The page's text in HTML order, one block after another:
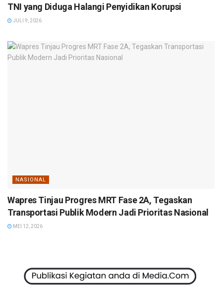
TNI yang Diduga Halangi Penyidikan Korupsi
JULI 9, 2026
NASIONAL
Wapres Tinjau Progres MRT Fase 2A, Tegaskan
Transportasi Publik Modern Jadi Prioritas Nasional
MEI 12, 2026